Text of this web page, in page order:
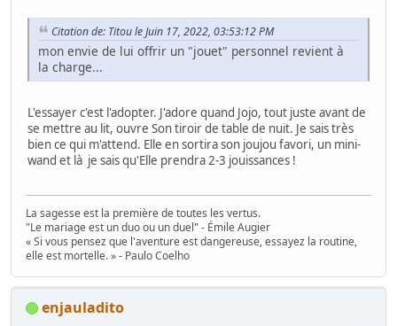
Citation de: Titou le Juin 17, 2022, 03:53:12 PM
mon envie de lui offrir un "jouet" personnel revient à
la charge...
L'essayer c'est l'adopter. J'adore quand Jojo, tout juste avant de
se mettre au lit, ouvre Son tiroir de table de nuit. Je sais très
bien ce qui m'attend. Elle en sortira son joujou favori, un mini-
wand et là je sais qu'Elle prendra 2-3 jouissances !
La sagesse est la première de toutes les vertus.
"Le mariage est un duo ou un duel" - Émile Augier
« Si vous pensez que l'aventure est dangereuse, essayez la routine,
elle est mortelle. » - Paulo Coelho
enjauladito